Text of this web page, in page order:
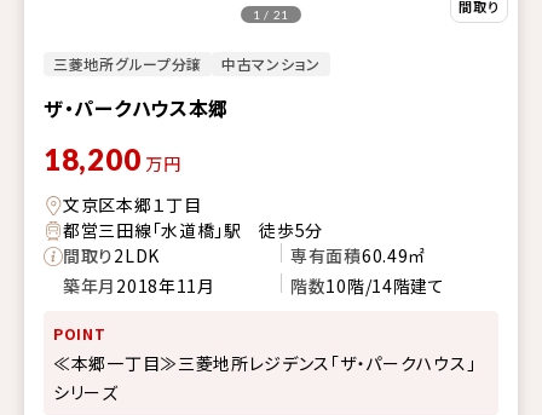
三菱地所グループ分譲 中古マンション
ザ・パークハウス本郷
1 / 21
18,200 万円
文京区本郷１丁目
都営三田線「水道橋」駅 徒歩5分
間取り2LDK 専有面積60.49㎡
築年月 2018年11月 階数10階/14階建て
POINT
≪本郷一丁目≫三菱地所レジデンス「ザ・パークハウス」
シリーズ